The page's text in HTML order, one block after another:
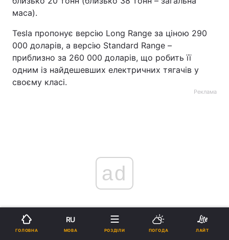
маса).
Tesla пропонує версію Long Range за ціною 290
000 доларів, а версію Standard Range –
приблизно за 260 000 доларів, що робить її
одним із найдешевших електричних тягачів у
своєму класі.
Реклама
ad
ГОЛОВНА
RU
МОВА РОЗДІЛИ ПОГОДА ЛАЙТ